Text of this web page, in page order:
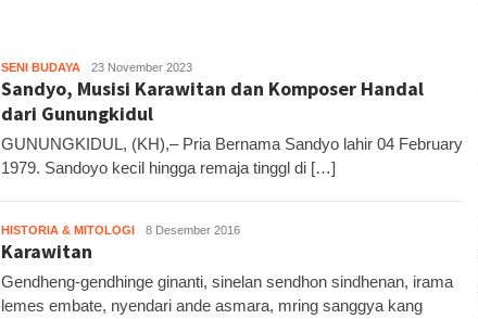
SENI BUDAYA Kandar
23 November 2023
Sandyo, Musisi Karawitan dan Komposer Handal
dari Gunungkidul
GUNUNGKIDUL, (KH),– Pria Bernama Sandyo lahir 04 February
1979. Sandoyo kecil hingga remaja tinggl di […]
HISTORIA & MITOLOGI KH6
8 Desember 2016
Karawitan
Gendheng-gendhinge ginanti, sinelan sendhon sindhenan, irama
lemes embate, nyendari ande asmara, mring sanggya kang